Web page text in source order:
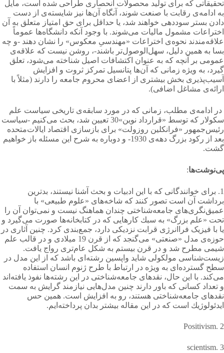
تحقیقاتی كه برای تولید محصولات انحصاری طراحی شده است، مایل
به ادامه‌ی رقابت با صنعت شوند، آنگاه آن‌ها نیز شایسته‌ی از دست
دادن بستر سوددهی خواهند شد، یا حداقل برای حق امتیاز متعلق به آن
اختراعات مشمول مالیات می‌شوند. با وجود آنكه دانشگاه‌ها عموماً
علاقه‌مندند نحوه‌ی اختراعات «مهندسیِ معكوس» را نشان دهند -و چه
بسا به همین دلیل، سهل‌الوصول‌تر باشند-، روشن نیست كه علاقه‌ی
عمومی بر آنچه كه به عنوان اكتشافات اصیل شناخته می‌شود، تعلق
گیرد، به ویژه زمانی كه آن‌ها پتانسیل تمركز ثروت و افزایش
آسیب‌پذیری بخش بیشتری از اعضای محروم جامعه را دارند (مثلاً با
ارائه‌ی مشاغل اضافی).
در ادامه‌ی مطلب، زمانی كه در مورد سابقه‌ی تاریخی سیاست علم
سكولار كه توسط «قرارداد نوین»30 تعیین شد، بحث می‌کنیم -سیاست
رئیس‌جمهور «فرانكلین روزولت» برای بازسازی اقتصاد ایالات‌متحده
بعد از ركود بزرگ دهه‌ی 1930- و دوباره به شرح این مسئله باز خواهیم
گشت.
پی‌نوشت‌ها:
1. برای خوانندگانی كه با این ادبیات و بحث آشنا نیستند، بدترین
برداشت آن است تصور كنند كه شاخه‌های «علوم طبیعی» با
عمیق‌نگری‌های جامعه‌شناختی چندان هماهنگ نیست و نمی‌توان آن را
تحت «علم بزرگ» به سبك كارهایی كه در کتابخانه‌ها صورت می‌گیرد و
یا با فیزیک فراانرژی قرابت نزدیكی دارد، جمع‌بندی كرد. چنین آثاری در
حوزه‌ی مدل «صنعتی» می‌گنجد كه از قرن 19 میلادی و در قالب علم
شیمی مطرح شد و در قرن بیستم به شكل عام‌تری رواج یافت.
زیست‌شناسی مولكولی شاید واپسین رشته‌ای باشد كه از این مدل در
سطح گسترده‌ای به ویژه در ارتباط با طرح ژنوم انسان استفاده
می‌کند. با این حال، نقدهای جامعه‌شناختی در این رشته‌ها نفوذ یافته‌اند
و تعداد كسانی كه باور دارند چنین مدل‌هایی نیازمند گرایش به سمت
نقدهای جامعه‌شناختی هستند، رو به افزایش است. همین حس
ایدئولوژیك است كه در این مقاله بیشتر بدان پرداخته‌ایم.
Positivism. 2
scientism. 3